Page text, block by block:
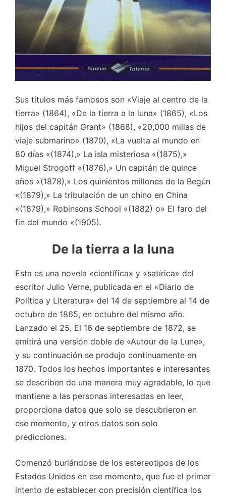
Sus títulos más famosos son «Viaje al centro de la
tierra» (1864), «De la tierra a la luna» (1865), «Los
hijos del capitán Grant» (1868), «20,000 millas de
viaje submarino» (1870), «La vuelta al mundo en
80 días «(1874),» La isla misteriosa «(1875),»
Miguel Strogoff «(1876),» Un capitán de quince
años «(1878),» Los quinientos millones de la Begún
«(1879),» La tribulación de un chino en China
«(1879),» Robinsons School «(1882) o» El faro del
fin del mundo «(1905).
De la tierra a la luna
Esta es una novela «científica» y «satírica» ​​del
escritor Julio Verne, publicada en el «Diario de
Política y Literatura» del 14 de septiembre al 14 de
octubre de 1865, en octubre del mismo año.
Lanzado el 25. El 16 de septiembre de 1872, se
emitirá una versión doble de «Autour de la Lune»,
y su continuación se produjo continuamente en
1870. Todos los hechos importantes e interesantes
se describen de una manera muy agradable, lo que
mantiene a las personas interesadas en leer,
proporciona datos que solo se descubrieron en
ese momento, y otros datos son solo
predicciones.
Comenzó burlándose de los estereotipos de los
Estados Unidos en ese momento, que fue el primer
intento de establecer con precisión científica los